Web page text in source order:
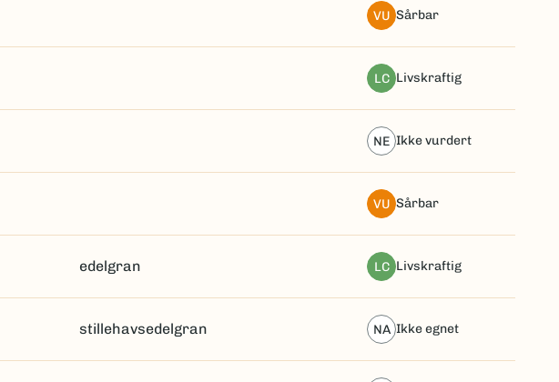
VU sårbar
LC livskraftig
NE ikke vurdert
VU sårbar
edelgran LC livskraftig
stillehavsedelgran NA ikke egnet